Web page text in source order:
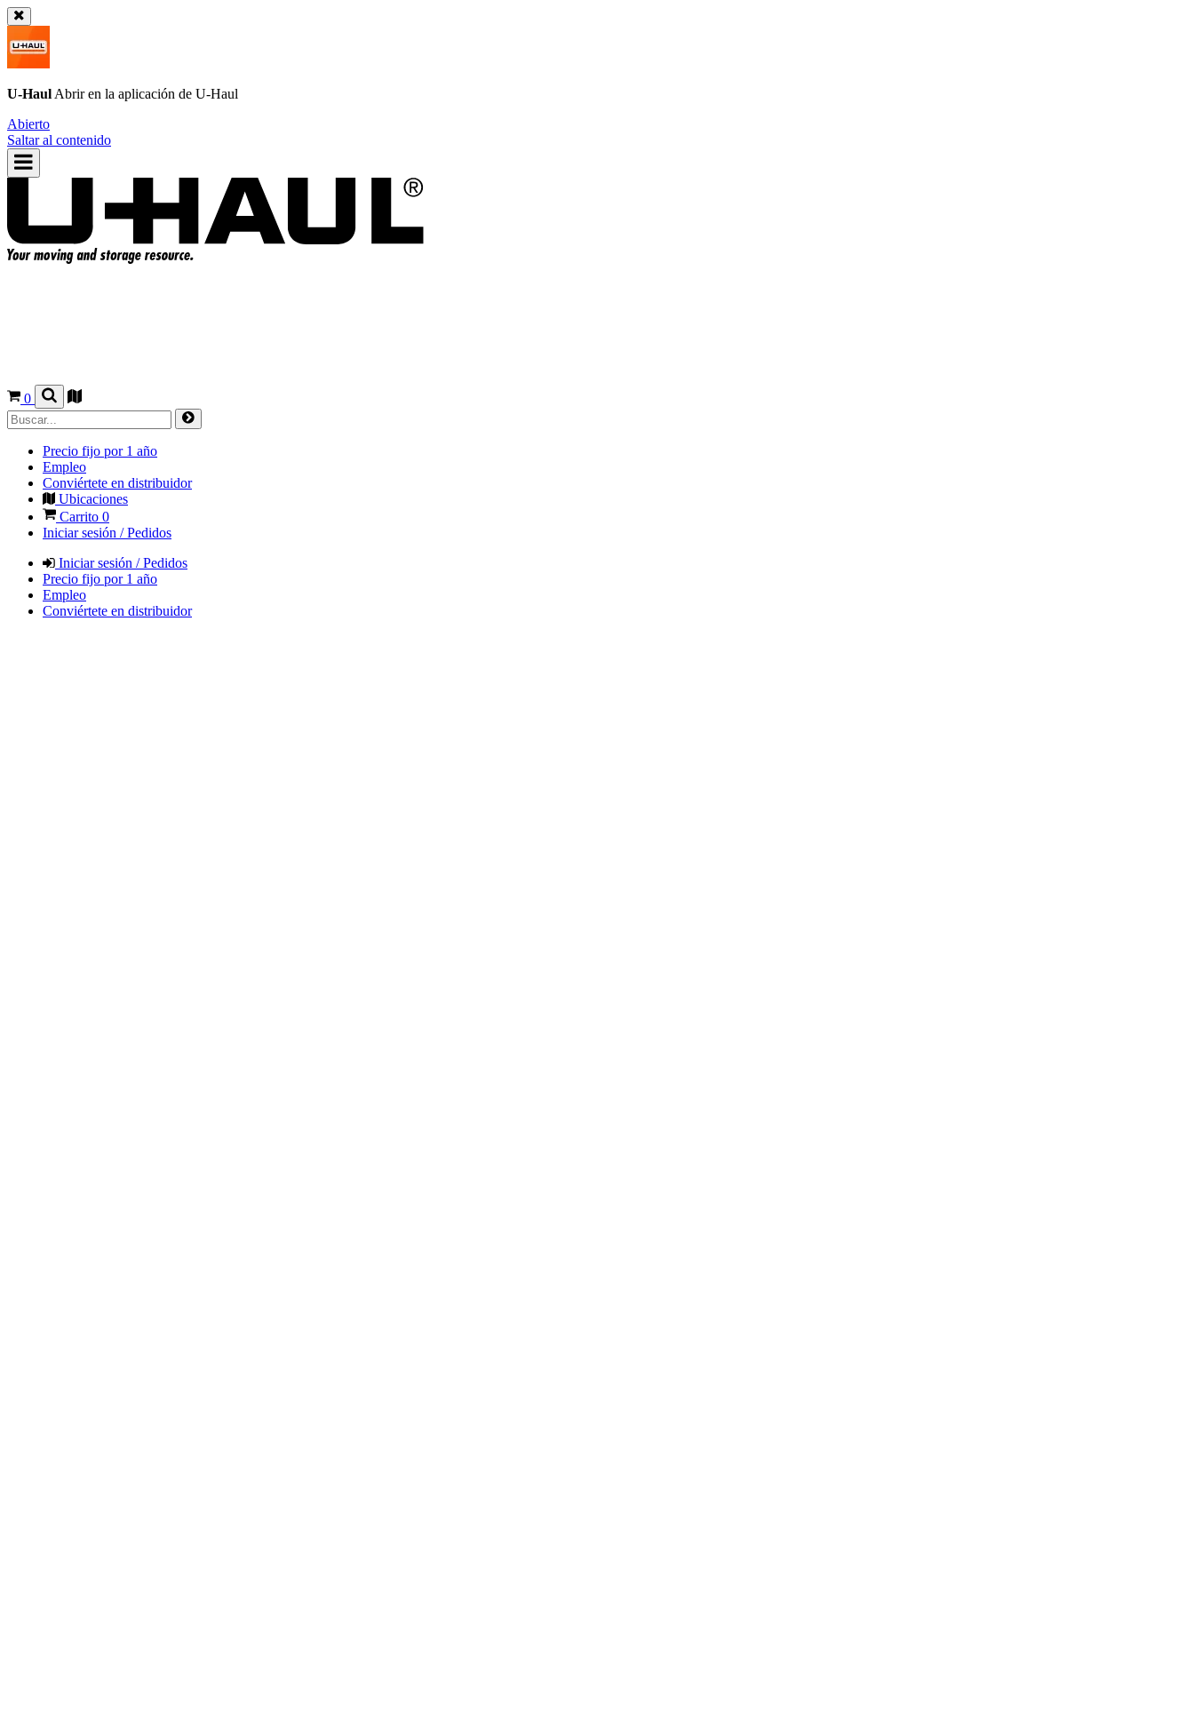
U-Haul Abrir en la aplicación de U-Haul
Abierto
Saltar al contenido
0
Precio fijo por 1 año
Empleo
Conviértete en distribuidor
Ubicaciones
Carrito 0
Iniciar sesión / Pedidos
Iniciar sesión / Pedidos
Precio fijo por 1 año
Empleo
Conviértete en distribuidor